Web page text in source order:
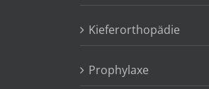
Kieferorthopädie
Prophylaxe